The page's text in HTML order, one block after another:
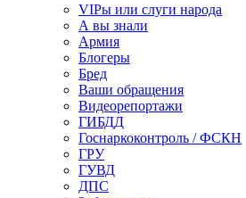
VIPы или слуги народа
А вы знали
Армия
Блогеры
Бред
Ваши обращения
Видеорепортажи
ГИБДД
Госнаркоконтроль / ФСКН
ГРУ
ГУВД
ДПС